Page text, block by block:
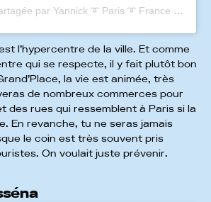
Une publication partagée par Yannick ➰ Paris ➰ France 🇫🇷 (@yannickfromparis)
l’hypercentre de la ville. Et comme
qui se respecte, il y fait plutôt bon
la vie est animée, très
de nombreux commerces pour
des rues qui ressemblent à Paris si la
En revanche, tu ne seras jamais
le coin est très souvent pris
On voulait juste prévenir.